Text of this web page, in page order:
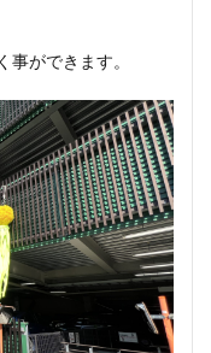
ができます。